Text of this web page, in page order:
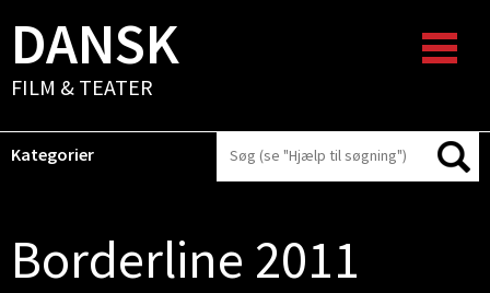
DANSK
FILM & TEATER
Kategorier
Borderline 2011